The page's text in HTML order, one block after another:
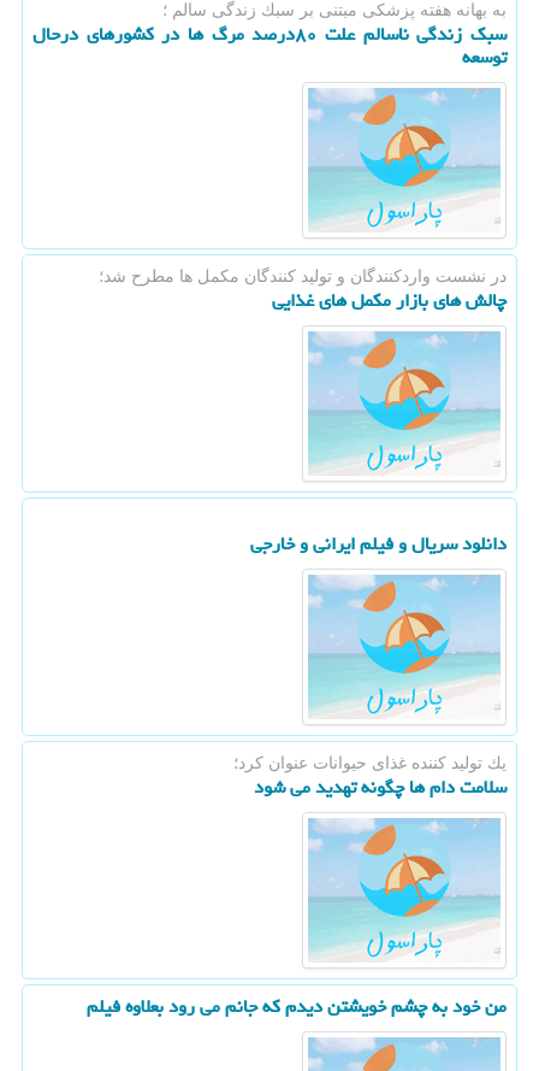
به بهانه هفته پزشكی مبتنی بر سبك زندگی سالم ؛
سبك زندگی ناسالم علت ۸۰درصد مرگ ها در كشورهای درحال
توسعه
در نشست واردكنندگان و تولید كنندگان مكمل ها مطرح شد؛
چالش های بازار مكمل های غذایی
دانلود سریال و فیلم ایرانی و خارجی
یك تولید كننده غذای حیوانات عنوان كرد؛
سلامت دام ها چگونه تهدید می شود
من خود به چشم خویشتن دیدم كه جانم می رود بعلاوه فیلم